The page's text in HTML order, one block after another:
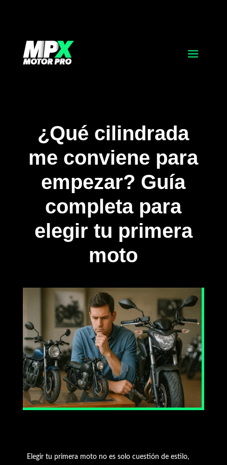
¿Qué cilindrada
me conviene para
empezar? Guía
completa para
elegir tu primera
moto
Elegir tu primera moto no es solo cuestión de estilo,